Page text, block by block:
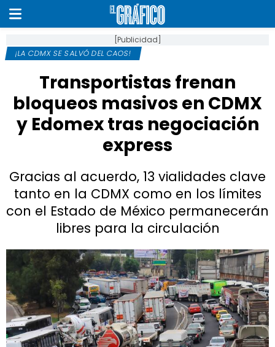
[Publicidad]
¡LA CDMX SE SALVÓ DEL CAOS!
Transportistas frenan
bloqueos masivos en CDMX
y Edomex tras negociación
express
Gracias al acuerdo, 13 vialidades clave
tanto en la CDMX como en los límites
con el Estado de México permanecerán
libres para la circulación